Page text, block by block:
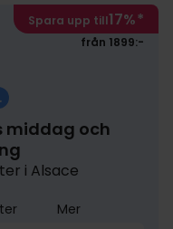
Spara upp till17%*
från 1899:-
middag och
i Alsace
Mer